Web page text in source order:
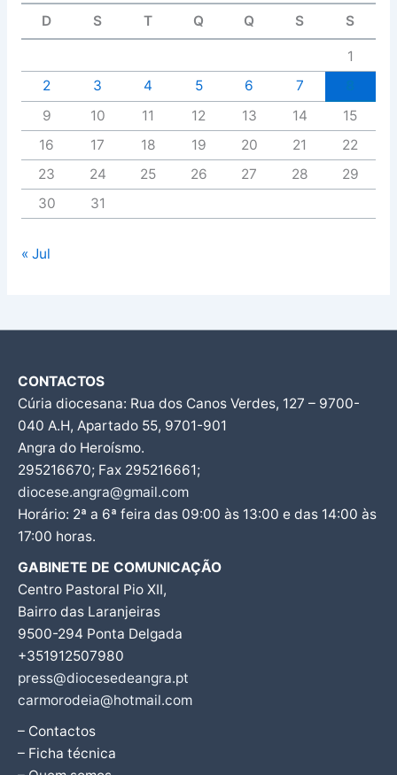
D S T Q Q S S
1
2
3 4 5 6 7
9
10 11 12 13 14
15
16
17 18 19 20 21
22
23
24 25 26 27 28
29
30
31
« Jul
CONTACTOS
Cúria diocesana: Rua dos Canos Verdes, 127 – 9700-
040 A.H, Apartado 55, 9701-901
Angra do Heroísmo.
295216670; Fax 295216661;
diocese.angra@gmail.com
Horário: 2ª a 6ª feira das 09:00 às 13:00 e das 14:00 às
17:00 horas.
GABINETE DE COMUNICAÇÃO
Centro Pastoral Pio XII,
Bairro das Laranjeiras
9500-294 Ponta Delgada
+351912507980
press@diocesedeangra.pt
carmorodeia@hotmail.com
– Contactos
– Ficha técnica